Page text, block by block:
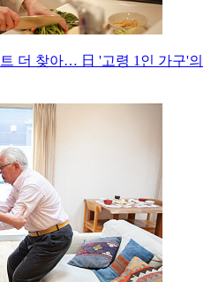
더 찾아… 日 '고령 1인 가구'의